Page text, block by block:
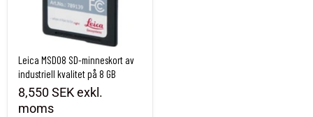
Leica MSD08 SD-minneskort av
industriell kvalitet på 8 GB
8,550 SEKexkl.
moms